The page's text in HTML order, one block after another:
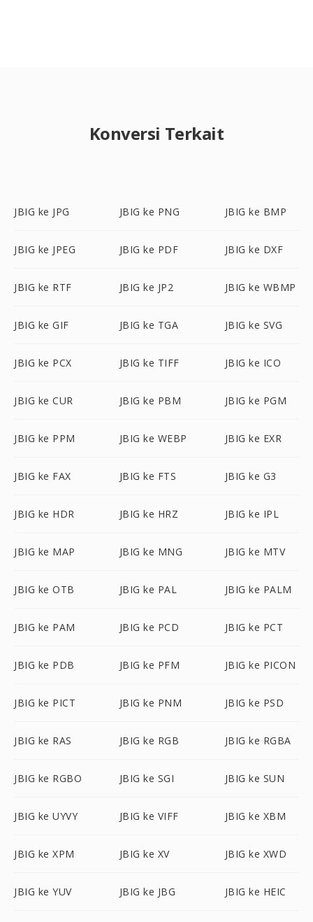
Konversi Terkait
JBIG ke JPG JBIG ke PNG JBIG ke BMP
JBIG ke JPEG JBIG ke PDF JBIG ke DXF
JBIG ke RTF JBIG ke JP2 JBIG ke WBMP
JBIG ke GIF JBIG ke TGA JBIG ke SVG
JBIG ke PCX JBIG ke TIFF JBIG ke ICO
JBIG ke CUR JBIG ke PBM JBIG ke PGM
JBIG ke PPM JBIG ke WEBP JBIG ke EXR
JBIG ke FAX JBIG ke FTS JBIG ke G3
JBIG ke HDR JBIG ke HRZ JBIG ke IPL
JBIG ke MAP JBIG ke MNG JBIG ke MTV
JBIG ke OTB JBIG ke PAL JBIG ke PALM
JBIG ke PAM JBIG ke PCD JBIG ke PCT
JBIG ke PDB JBIG ke PFM JBIG ke PICON
JBIG ke PICT JBIG ke PNM JBIG ke PSD
JBIG ke RAS JBIG ke RGB JBIG ke RGBA
JBIG ke RGBO JBIG ke SGI JBIG ke SUN
JBIG ke UYVY JBIG ke VIFF JBIG ke XBM
JBIG ke XPM JBIG ke XV JBIG ke XWD
JBIG ke YUV JBIG ke JBG JBIG ke HEIC